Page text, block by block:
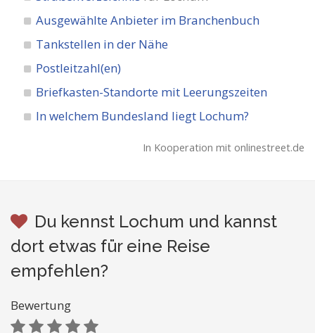
Ausgewählte Anbieter im Branchenbuch
Tankstellen in der Nähe
Postleitzahl(en)
Briefkasten-Standorte mit Leerungszeiten
In welchem Bundesland liegt Lochum?
In Kooperation mit onlinestreet.de
Du kennst Lochum und kannst
dort etwas für eine Reise
empfehlen?
Bewertung